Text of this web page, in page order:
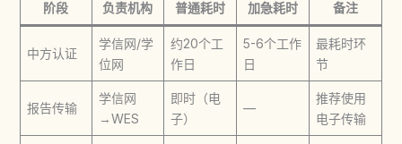
阶段 负责机构 普通耗时 加急耗时 备注
中方认证
学信网/学
位网
约20个工
作日
5-6个工作
日
最耗时环
节
报告传输
学信网
→WES
即时（电
子）
—
推荐使用
电子传输